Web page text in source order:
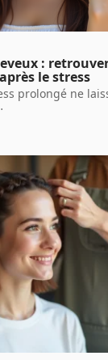
:
le stress
prolongé ne